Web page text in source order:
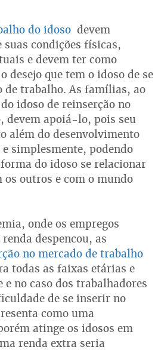
do idoso devem
condições físicas,
e devem ter como
desejo que tem o idoso de se
de trabalho. As famílias, ao
idoso de reinserção no
devem apoiá-lo, pois seu
além do desenvolvimento
simplesmente, podendo
do idoso se relacionar
os outros e com o mundo
onde os empregos
despencou, as
no mercado de trabalho
todas as faixas etárias e
no caso dos trabalhadores
de se inserir no
como uma
atinge os idosos em
renda extra seria